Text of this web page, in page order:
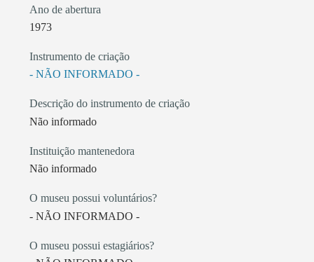
Ano de abertura
1973
Instrumento de criação
- NÃO INFORMADO -
Descrição do instrumento de criação
Não informado
Instituição mantenedora
Não informado
O museu possui voluntários?
- NÃO INFORMADO -
O museu possui estagiários?